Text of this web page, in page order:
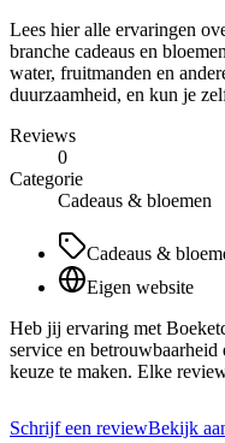
Lees hier alle ervaringen
branche cadeaus en
water, fruitmanden en
duurzaamheid, en kun je
Reviews
0
Categorie
Cadeaus & bloemen
Cadeaus &
Eigen website
Heb jij ervaring met
service en betrouwbaarheid
keuze te maken. Elke
Schrijf een reviewBekijk